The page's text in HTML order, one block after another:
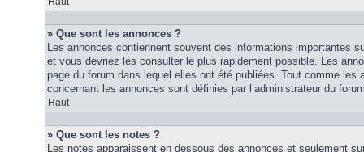
» Que sont les annonces ?
Les annonces contiennent souvent des informations importantes
et vous devriez les consulter le plus rapidement possible. Les
page du forum dans lequel elles ont été publiées. Tout comme les
concernant les annonces sont définies par l’administrateur du
Haut
» Que sont les notes ?
Les notes apparaissent en dessous des annonces et seulement